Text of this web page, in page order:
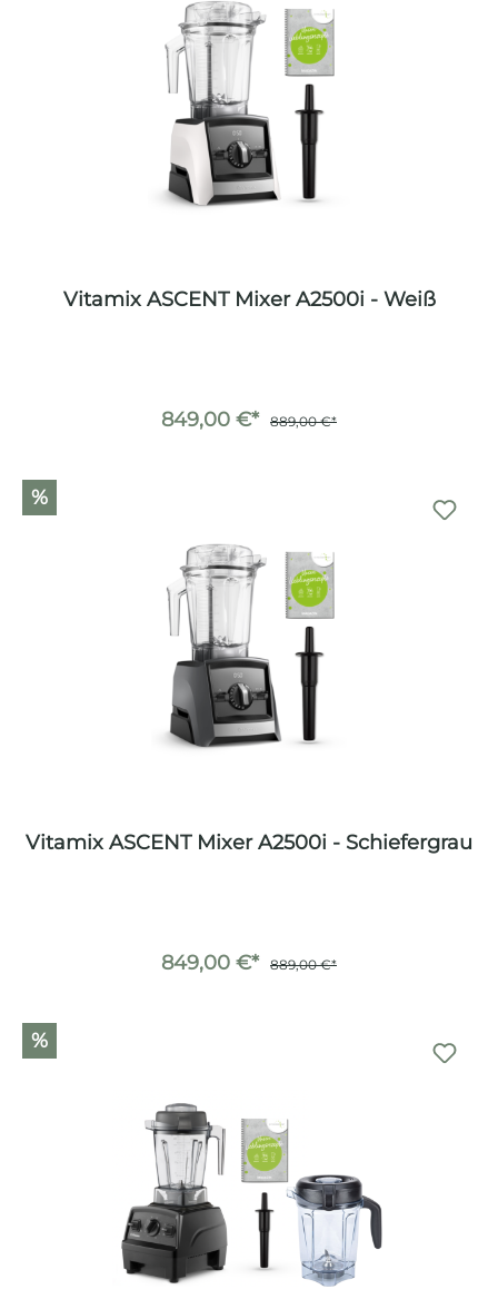
Vitamix ASCENT Mixer A2500i - Weiß
849,00 €* 889,00 €*
%
Vitamix ASCENT Mixer A2500i - Schiefergrau
849,00 €* 889,00 €*
%